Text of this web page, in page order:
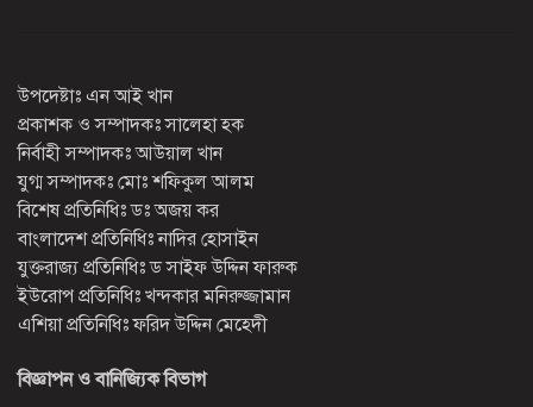
উপদেষ্টাঃ এন আই খান
প্রকাশক ও সম্পাদকঃ সালেহা হক
নির্বাহী সম্পাদকঃ আউয়াল খান
যুগ্ম সম্পাদকঃ মোঃ শফিকুল আলম
বিশেষ প্রতিনিধিঃ ডঃ অজয় কর
বাংলাদেশ প্রতিনিধিঃ নাদির হোসাইন
যুক্তরাজ্য প্রতিনিধিঃ ড সাইফ উদ্দিন ফারুক
ইউরোপ প্রতিনিধিঃ খন্দকার মনিরুজ্জামান
এশিয়া প্রতিনিধিঃ ফরিদ উদ্দিন মেহেদী
বিজ্ঞাপন ও বানিজ্যিক বিভাগ